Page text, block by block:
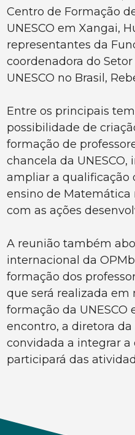
Centro de Formação
UNESCO em Xangai,
representantes da
coordenadora do
UNESCO no Brasil,
Entre os principais
possibilidade de
formação de
chancela da
ampliar a qualificação
ensino de Matemática
com as ações
A reunião também
internacional da
formação dos
que será realizada em
formação da UNESCO
encontro, a diretora da
convidada a integrar
participará das